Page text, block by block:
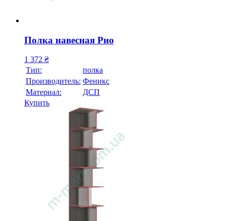
Полка навесная Рио
1 372 ₴
Тип:
полка
Производитель: Феникс
Материал:
ДСП
Купить